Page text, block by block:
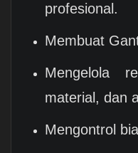
profesional.
Membuat
Mengelola
material, dan
Mengontrol